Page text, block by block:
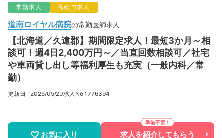
常勤求人 高給与求人
道南ロイヤル病院の常勤医師求人
【北海道／久遠郡】期間限定求人！最短3か月～相
談可！週4日2,400万円～／当直回数相談可／社宅
や車両貸し出し等福利厚生も充実（一般内科／常
勤）
更新日 : 2025/05/20求人No : 776394
お気に入り 求人を紹介してもらう